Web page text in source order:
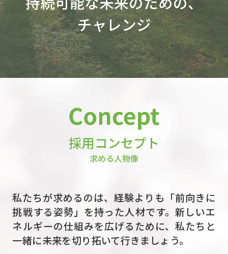
チャレンジ
地域の森林資源を
地域のエネルギーに。
私たちが求めるのは、経験よりも「前向きに
挑戦する姿勢」を持った人材です。新しいエ
ネルギーの仕組みを広げるために、私たちと
一緒に未来を切り拓いて行きましょう。